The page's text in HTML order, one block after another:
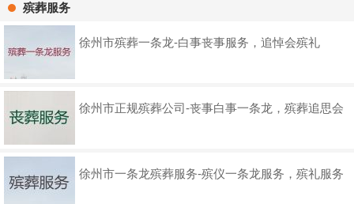
殡葬服务
徐州市殡葬一条龙-白事丧事服务，追悼会殡礼
徐州市正规殡葬公司-丧事白事一条龙，殡葬追思会
徐州市一条龙殡葬服务-殡仪一条龙服务，殡礼服务